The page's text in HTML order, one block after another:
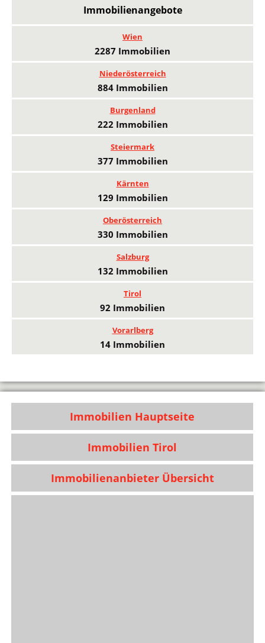
Immobilienangebote
Wien
2287 Immobilien
Niederösterreich
884 Immobilien
Burgenland
222 Immobilien
Steiermark
377 Immobilien
Kärnten
129 Immobilien
Oberösterreich
330 Immobilien
Salzburg
132 Immobilien
Tirol
92 Immobilien
Vorarlberg
14 Immobilien
Immobilien Hauptseite
Immobilien Tirol
Immobilienanbieter Übersicht